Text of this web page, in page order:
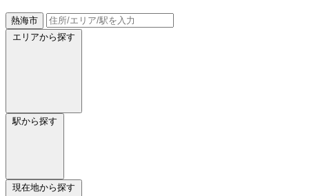
熱海市
エリアから探す
駅から探す
現在地から探す